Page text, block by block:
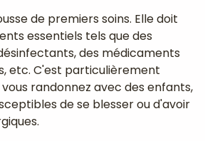
de premiers soins. Elle doit
essentiels tels que des
des médicaments
etc. C'est particulièrement
randonnez avec des enfants,
de se blesser ou d'avoir